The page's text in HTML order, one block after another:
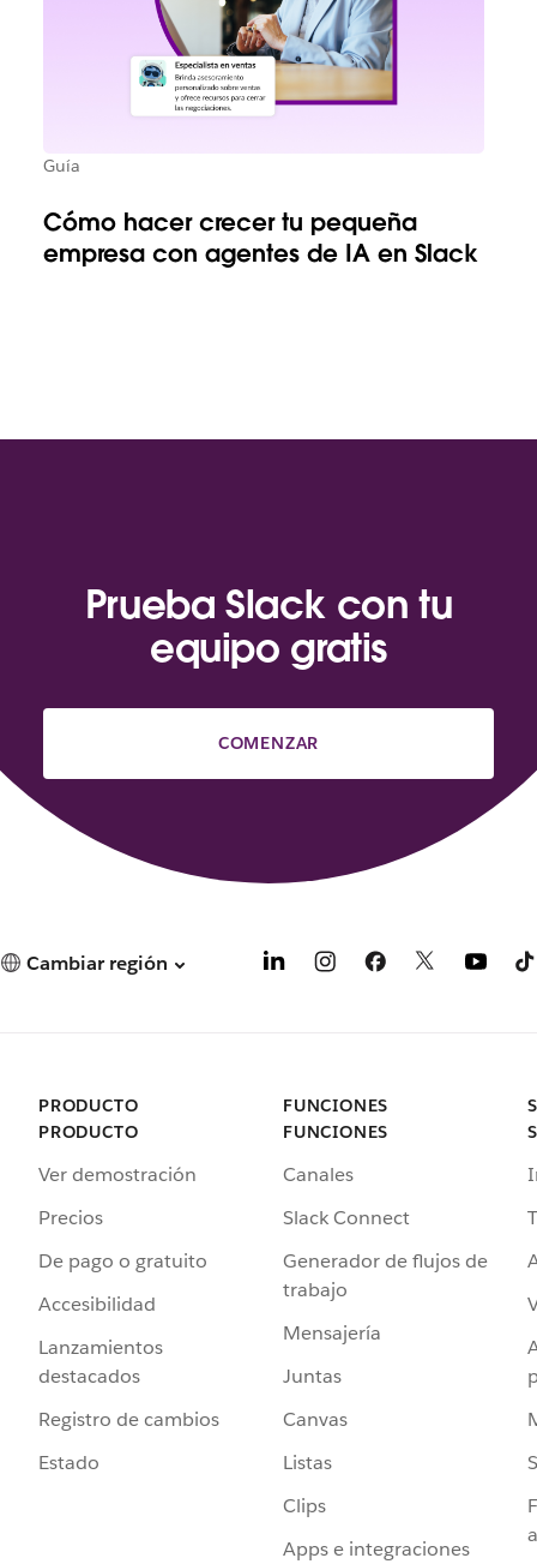
Guía
Cómo hacer crecer tu pequeña
empresa con agentes de IA en Slack
Prueba Slack con tu
equipo gratis
COMENZAR
Cambiar región
PRODUCTO
PRODUCTO
Ver demostración
Precios
De pago o gratuito
Accesibilidad
Lanzamientos
destacados
Registro de cambios
Estado
FUNCIONES
FUNCIONES
Canales
Slack Connect
Generador de flujos de
trabajo
Mensajería
Juntas
Canvas
Listas
Clips
Apps e integraciones